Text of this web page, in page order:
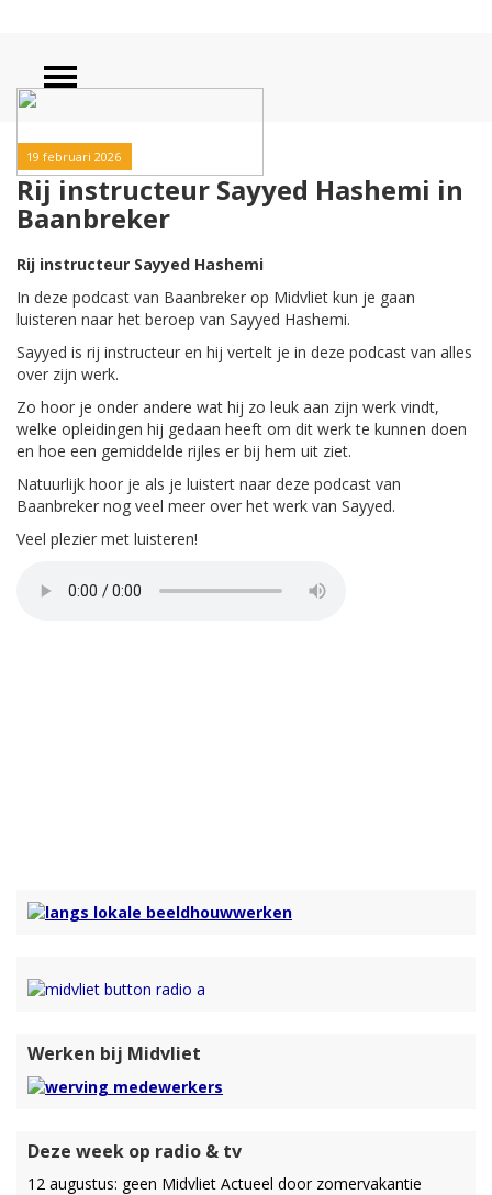
19 februari 2026
Rij instructeur Sayyed Hashemi in
Baanbreker
Rij instructeur Sayyed Hashemi
In deze podcast van Baanbreker op Midvliet kun je gaan
luisteren naar het beroep van Sayyed Hashemi.
Sayyed is rij instructeur en hij vertelt je in deze podcast van alles
over zijn werk.
Zo hoor je onder andere wat hij zo leuk aan zijn werk vindt,
welke opleidingen hij gedaan heeft om dit werk te kunnen doen
en hoe een gemiddelde rijles er bij hem uit ziet.
Natuurlijk hoor je als je luistert naar deze podcast van
Baanbreker nog veel meer over het werk van Sayyed.
Veel plezier met luisteren!
Werken bij Midvliet
Deze week op radio & tv
12 augustus: geen Midvliet Actueel door zomervakantie